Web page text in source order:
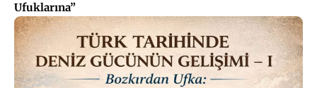
Ufuklarına”